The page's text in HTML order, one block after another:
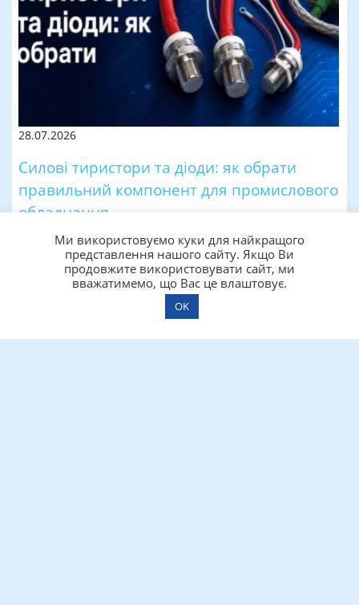
28.07.2026
Силові тиристори та діоди: як обрати
правильний компонент для промислового
обладнання
Ми використовуємо куки для найкращого
представлення нашого сайту. Якщо Ви
продовжите використовувати сайт, ми
вважатимемо, що Вас це влаштовує.
OK